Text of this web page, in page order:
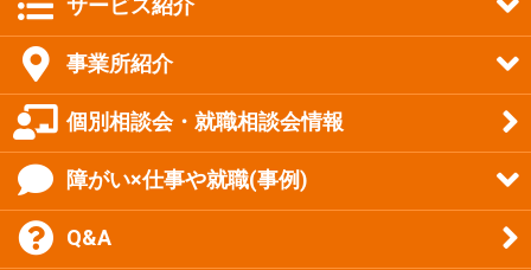
サービス紹介
事業所紹介
個別相談会・就職相談会情報
障がい×仕事や就職(事例)
Q&A